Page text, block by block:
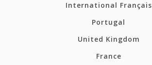
International Français
Portugal
United Kingdom
France